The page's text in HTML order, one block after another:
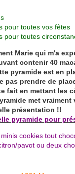
pour toutes vos fêtes
pour toutes
Marie qui m'a
contenir 40
pyramide est en
pas prendre de
fait en mettant les
met vraiment
présentation !!
pyramide pour
cookies tout
pavot ou deux